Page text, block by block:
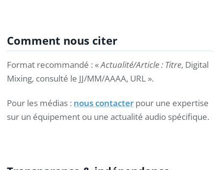
Comment nous citer
Format recommandé : «Actualité/Article : Titre, Digital
Mixing, consulté le JJ/MM/AAAA, URL ».
Pour les médias : nous contacter pour une expertise
sur un équipement ou une actualité audio spécifique.